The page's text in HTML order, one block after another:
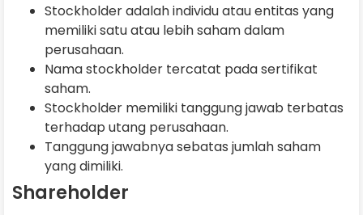
Stockholder adalah individu atau entitas yang
memiliki satu atau lebih saham dalam
perusahaan.
Nama stockholder tercatat pada sertifikat
saham.
Stockholder memiliki tanggung jawab terbatas
terhadap utang perusahaan.
Tanggung jawabnya sebatas jumlah saham
yang dimiliki.
Shareholder